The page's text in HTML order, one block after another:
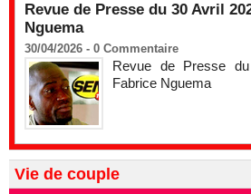
Revue de Presse du 30 Avril
Nguema
30/04/2026 - 0 Commentaire
Revue de Presse
Fabrice Nguema
Vie de couple